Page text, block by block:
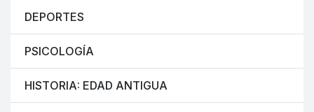
DEPORTES
PSICOLOGÍA
HISTORIA: EDAD ANTIGUA